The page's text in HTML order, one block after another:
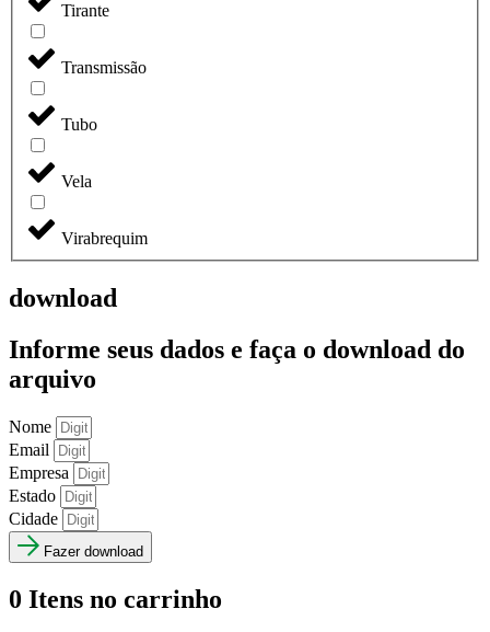
Tirante
Transmissão
Tubo
Vela
Virabrequim
download
Informe seus dados e faça o download do
arquivo
Nome
Email
Empresa
Estado
Cidade
Fazer download
0 Itens no carrinho